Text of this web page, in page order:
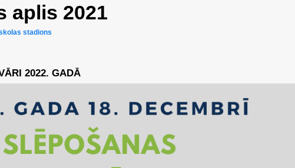
aplis 2021
stadions
2022. GADĀ